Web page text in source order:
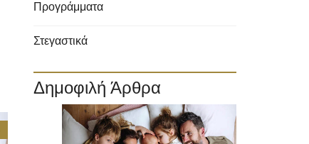
Προγράμματα
Στεγαστικά
Δημοφιλή Άρθρα